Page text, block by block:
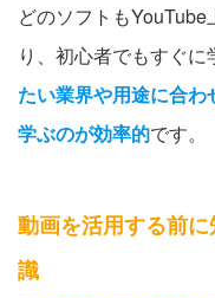
どのソフトも
り、初心者でもすぐに
たい業界や用途に合
学ぶのが効率的です。
動画を活用する前
識